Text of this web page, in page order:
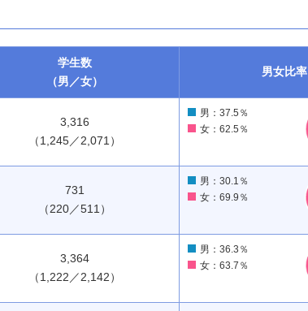
学生数
（男／女）
男女比率
3,316
（1,245／2,071）
男：37.5％
女：62.5％
731
（220／511）
男：30.1％
女：69.9％
3,364
（1,222／2,142）
男：36.3％
女：63.7％